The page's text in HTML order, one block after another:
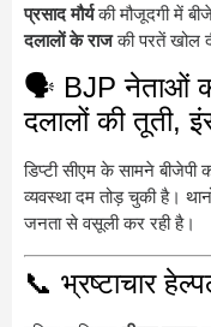
प्रसाद मौर्यकी मौजूदगी में
दलालों के राजकी परतें खोल
🗣️ BJP नेताओं
दलालों की तूती,
डिप्टी सीएम के सामने
व्यवस्था दम तोड़ चुकी है।
जनता से वसूली कर रही है।
📞 भ्रष्टाचार